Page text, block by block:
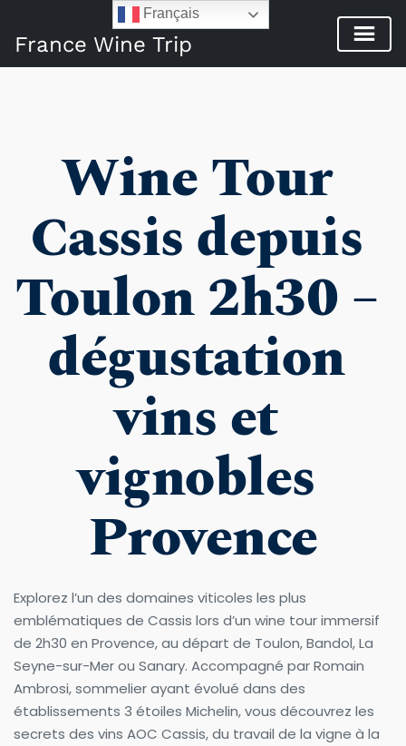
France Wine Trip
Wine Tour
Cassis depuis
Toulon 2h30 –
dégustation
vins et
vignobles
Provence
Explorez l’un des domaines viticoles les plus
emblématiques de Cassis lors d’un wine tour immersif
de 2h30 en Provence, au départ de Toulon, Bandol, La
Seyne-sur-Mer ou Sanary. Accompagné par Romain
Ambrosi, sommelier ayant évolué dans des
établissements 3 étoiles Michelin, vous découvrez les
secrets des vins AOC Cassis, du travail de la vigne à la
Français